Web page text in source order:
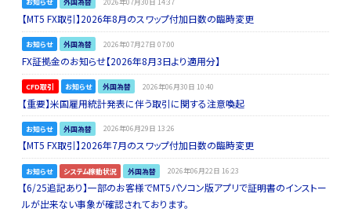
【MT5 FX取引】2026年8月のスワップ付加日数の臨時変更
お知らせ 外国為替 2026年07月27日 07:00
FX証拠金のお知らせ【2026年8月3日より適用分】
CFD取引 お知らせ 外国為替 2026年06月30日 10:40
【重要】米国雇用統計発表に伴う取引に関する注意喚起
お知らせ 外国為替 2026年06月29日 13:26
【MT5 FX取引】2026年7月のスワップ付加日数の臨時変更
お知らせ システム稼動状況 外国為替 2026年06月22日 16:23
【6/25追記あり】一部のお客様でMT5パソコン版アプリで証明書のインストー
ルが出来ない事象が確認されております。